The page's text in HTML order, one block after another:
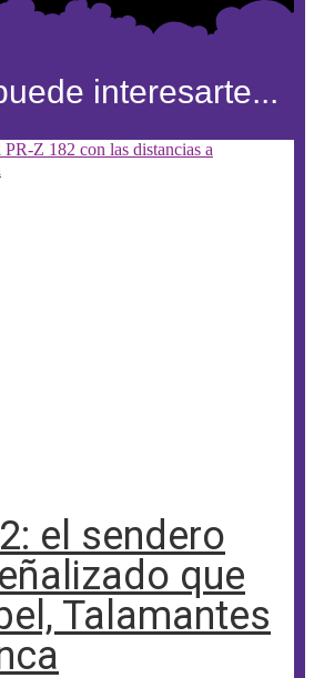
interesarte...
el sendero
que
Talamantes